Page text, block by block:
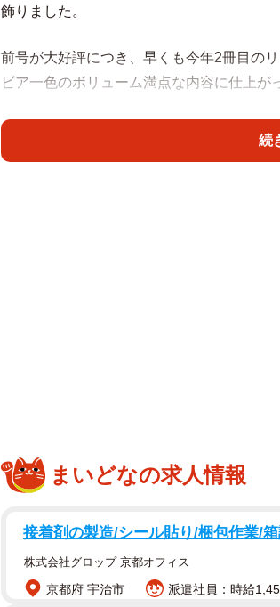
飾りました。
前号が大好評につき、早くも今年2冊目の
ビア一色のボリューム満点な内容に仕上が
表紙を飾った上西さんは2025年春に約9年
ったばかり。巻頭グラビアでは、都会の喧
続
まいどなの求人情報
接着剤の製造/シール貼り/梱包作業/
株式会社グロップ 京都オフィス
京都府 宇治市 派遣社員：時給